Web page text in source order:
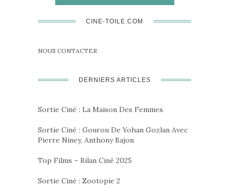
CINE-TOILE.COM
NOUS CONTACTER
DERNIERS ARTICLES
Sortie Ciné : La Maison Des Femmes
Sortie Ciné : Gourou De Yohan Gozlan Avec
Pierre Niney, Anthony Bajon
Top Films – Bilan Ciné 2025
Sortie Ciné : Zootopie 2